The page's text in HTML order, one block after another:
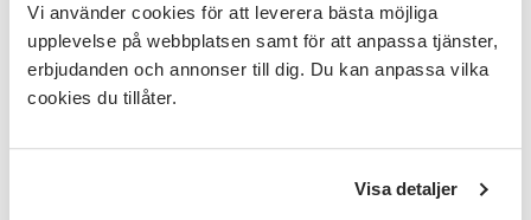
Vi använder cookies för att leverera bästa möjliga
upplevelse på webbplatsen samt för att anpassa tjänster,
erbjudanden och annonser till dig. Du kan anpassa vilka
cookies du tillåter.
Visa detaljer
Ur kursinnehållet
1. Skrivövningar som får dig att inspireras och
komma igång kreativt.
2. Verktyg för att komma vidare, fördjupa och
3. Utforska minnen och livserfarenheter genom
reflekterande och bearbetande skrivande.